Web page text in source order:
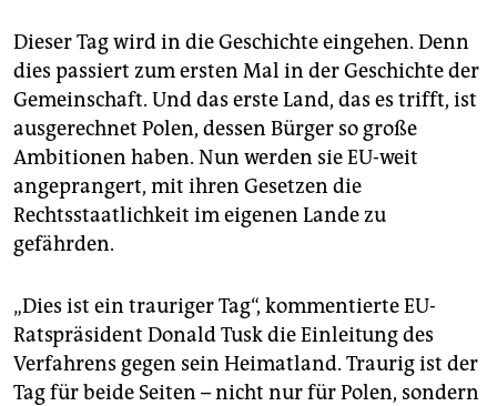
Dieser Tag wird in die Geschichte eingehen. Denn
dies passiert zum ersten Mal in der Geschichte der
Gemeinschaft. Und das erste Land, das es trifft, ist
ausgerechnet Polen, dessen Bürger so große
Ambitionen haben. Nun werden sie EU-weit
angeprangert, mit ihren Gesetzen die
Rechtsstaatlichkeit im eigenen Lande zu
gefährden.
„Dies ist ein trauriger Tag“, kommentierte EU-
Ratspräsident Donald Tusk die Einleitung des
Verfahrens gegen sein Heimatland. Traurig ist der
Tag für beide Seiten – nicht nur für Polen, sondern